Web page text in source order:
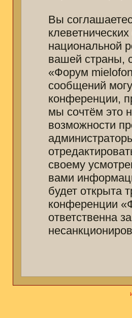
Вы
национальной
вашей страны,
«Форум
сообщений
конференции,
мы сочтём это
возможности
своему
вами
будет открыта
конференции
ответственна